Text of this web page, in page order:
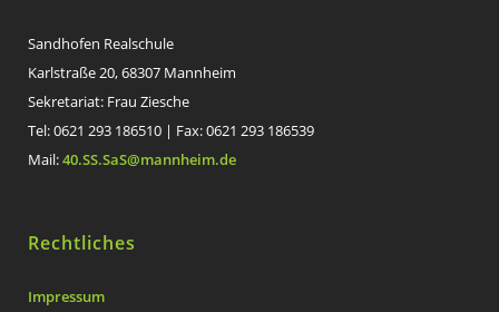
Sandhofen Realschule
Karlstraße 20, 68307 Mannheim
Sekretariat: Frau Ziesche
Tel: 0621 293 186510 | Fax: 0621 293 186539
Mail:40.SS.SaS@mannheim.de
Rechtliches
Impressum